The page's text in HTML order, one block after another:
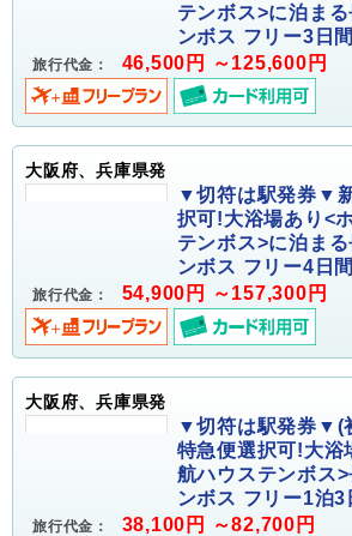
テンボス>に泊ま
ンボス フリー3日間
旅行代金： 46,500円 ～125,600円
大阪府、兵庫県発
▼切符は駅発券▼
択可!大浴場あり<
テンボス>に泊ま
ンボス フリー4日間
旅行代金： 54,900円 ～157,300円
大阪府、兵庫県発
▼切符は駅発券▼(
特急便選択可!大浴
航ハウステンボス
ンボス フリー1泊3
旅行代金： 38,100円 ～82,700円